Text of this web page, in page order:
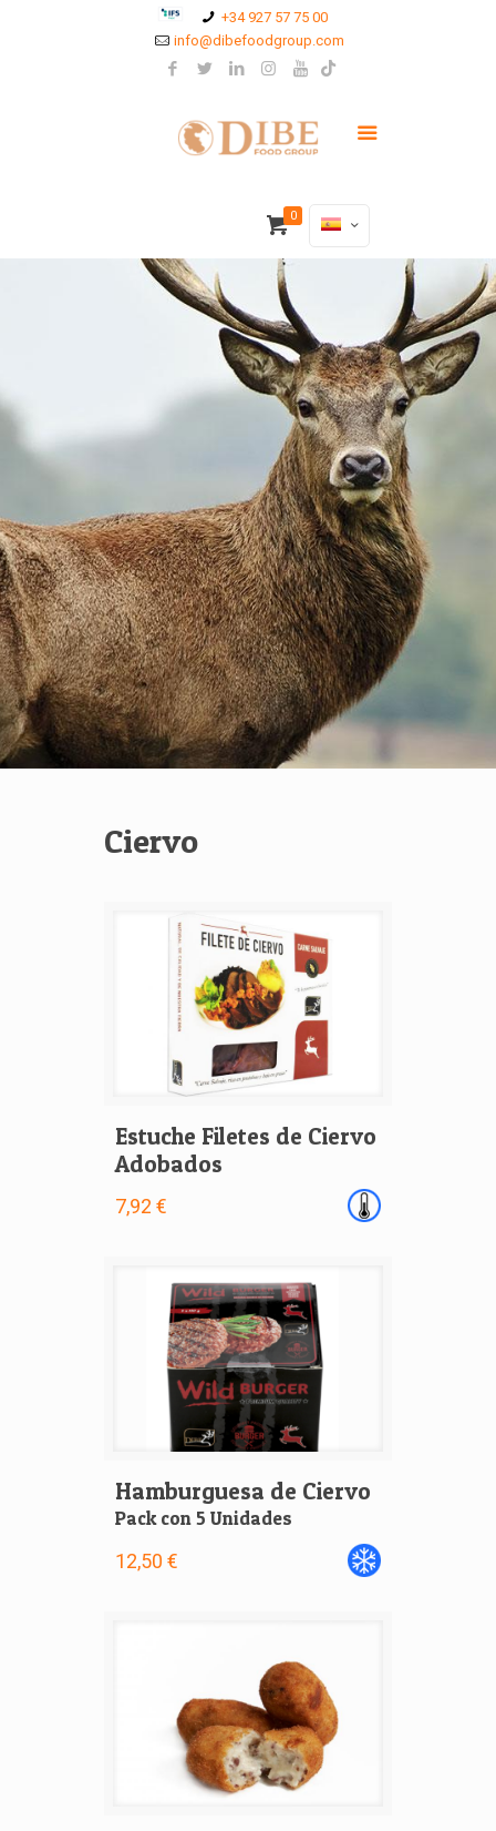
+34 927 57 75 00
info@dibefoodgroup.com
0
Ciervo
Estuche Filetes de Ciervo
Adobados
7,92 €
Hamburguesa de Ciervo
Pack con 5 Unidades
12,50 €